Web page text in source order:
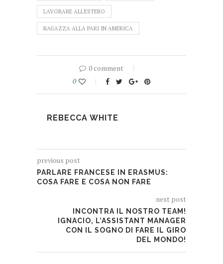
LAVORARE ALL'ESTERO
RAGAZZA ALLA PARI IN AMERICA
0 comment
0
REBECCA WHITE
previous post
PARLARE FRANCESE IN ERASMUS:
COSA FARE E COSA NON FARE
next post
INCONTRA IL NOSTRO TEAM!
IGNACIO, L’ASSISTANT MANAGER
CON IL SOGNO DI FARE IL GIRO
DEL MONDO!